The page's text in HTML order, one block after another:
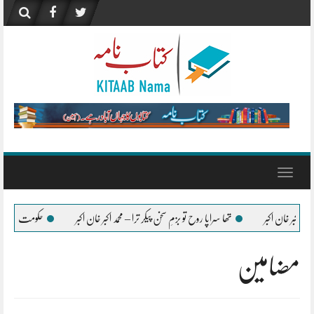
content
Toggle
بزمِ سخن پیکر ترا – محمد اکبر خان اکبر حکومت اُردو زبان کے فروغ کے لیے ہر ممکن
مضامین